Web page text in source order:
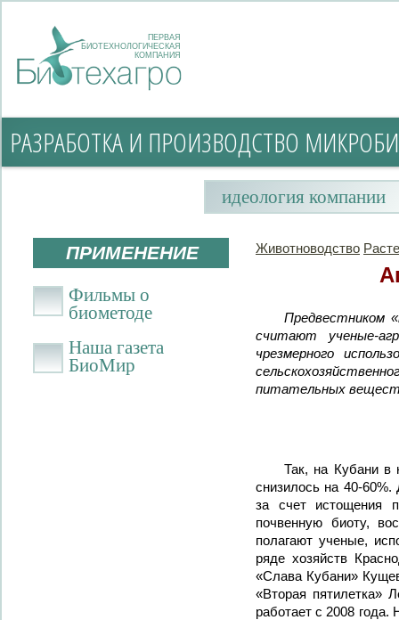
ПЕРВАЯ
БИОТЕХНОЛОГИЧЕСКАЯ
КОМПАНИЯ
РАЗРАБОТКА И ПРОИЗВОДСТВО
идеология компании
ПРИМЕНЕНИЕ
Фильмы о
биометоде
Наша газета
БиоМир
Животноводство
Предвестником
считают ученые-
чрезмерного
питательных
Так, на Кубани в
снизилось на 40-60%.
за счет истощения
почвенную биоту,
полагают ученые,
ряде хозяйств
«Слава Кубани»
«Вторая пятилетка»
работает с 2008